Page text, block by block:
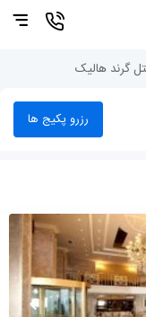
گرند هالیک
رزرو پکیج ها